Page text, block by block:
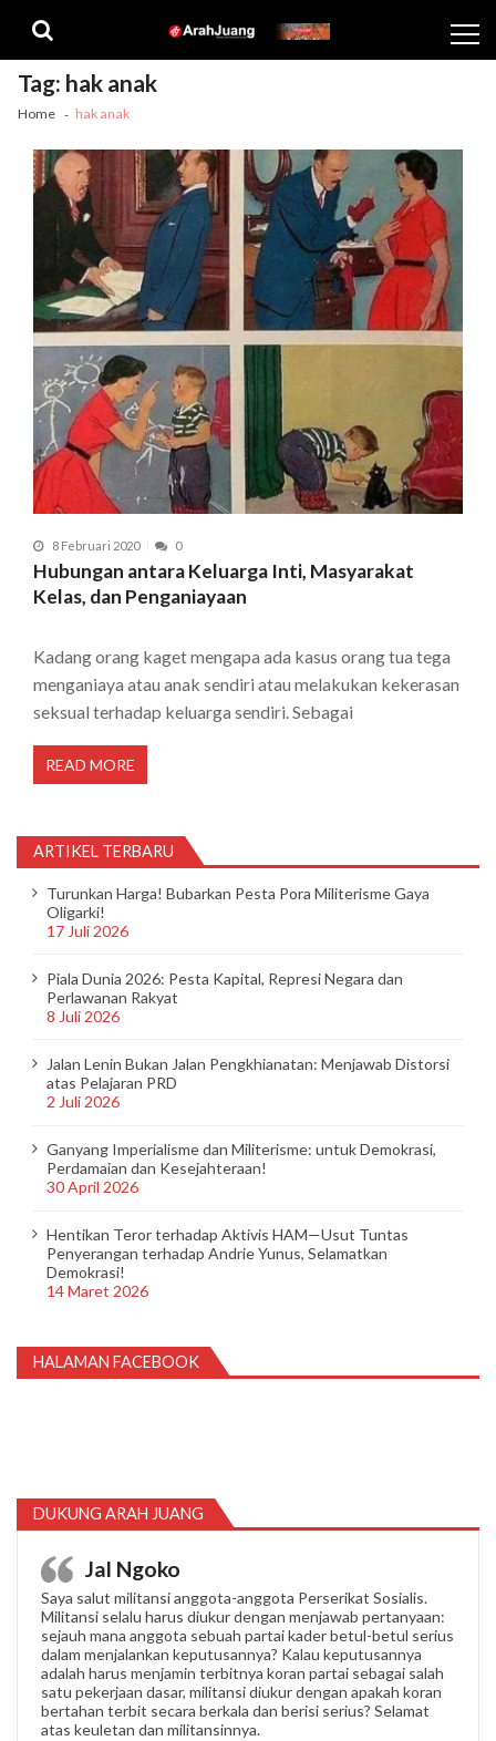
navigation
content
Tag: hak anak
Home hak anak
8 Februari 2020 0
Hubungan antara Keluarga Inti, Masyarakat
Kelas, dan Penganiayaan
Kadang orang kaget mengapa ada kasus orang tua tega
menganiaya atau anak sendiri atau melakukan kekerasan
seksual terhadap keluarga sendiri. Sebagai
READ MORE
ARTIKEL TERBARU
Turunkan Harga! Bubarkan Pesta Pora Militerisme Gaya
Oligarki!
17 Juli 2026
Piala Dunia 2026: Pesta Kapital, Represi Negara dan
Perlawanan Rakyat
8 Juli 2026
Jalan Lenin Bukan Jalan Pengkhianatan: Menjawab Distorsi
atas Pelajaran PRD
2 Juli 2026
Ganyang Imperialisme dan Militerisme: untuk Demokrasi,
Perdamaian dan Kesejahteraan!
30 April 2026
Hentikan Teror terhadap Aktivis HAM—Usut Tuntas
Penyerangan terhadap Andrie Yunus, Selamatkan
Demokrasi!
14 Maret 2026
HALAMAN FACEBOOK
DUKUNG ARAH JUANG
Jal Ngoko
Saya salut militansi anggota-anggota Perserikat Sosialis.
Militansi selalu harus diukur dengan menjawab pertanyaan:
sejauh mana anggota sebuah partai kader betul-betul serius
dalam menjalankan keputusannya? Kalau keputusannya
adalah harus menjamin terbitnya koran partai sebagai salah
satu pekerjaan dasar, militansi diukur dengan apakah koran
bertahan terbit secara berkala dan berisi serius? Selamat
atas keuletan dan militansinnya.